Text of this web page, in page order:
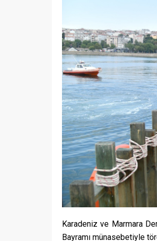
Karadeniz ve Marmara
Bayramı münasebetiyle